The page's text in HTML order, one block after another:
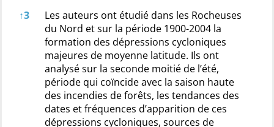
↑3
Les auteurs ont étudié dans les Rocheuses
du Nord et sur la période 1900-2004 la
formation des dépressions cycloniques
majeures de moyenne latitude. Ils ont
analysé sur la seconde moitié de l’été,
période qui coïncide avec la saison haute
des incendies de forêts, les tendances des
dates et fréquences d’apparition de ces
dépressions cycloniques, sources de